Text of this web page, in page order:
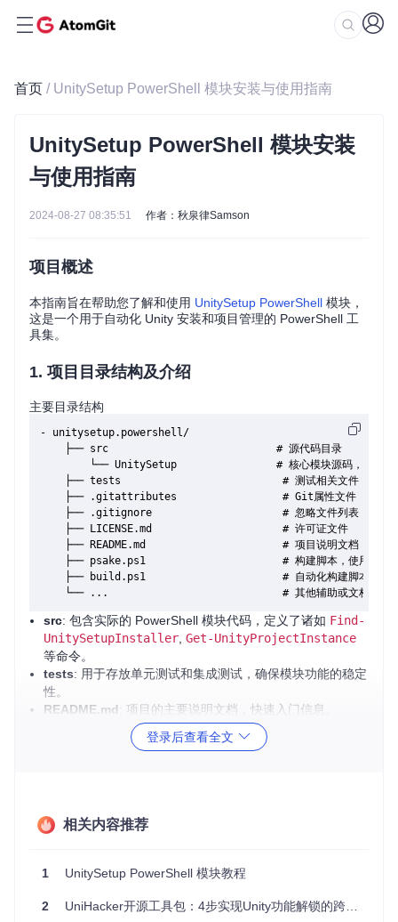
首页 / UnitySetup PowerShell 模块安装与使用指南
UnitySetup PowerShell 模块安装
与使用指南
2024-08-27 08:35:51 作者：秋泉律Samson
项目概述
本指南旨在帮助您了解和使用 UnitySetup PowerShell 模块，
这是一个用于自动化 Unity 安装和项目管理的 PowerShell 工
具集。
1. 项目目录结构及介绍
主要目录结构
- unitysetup.powershell/
    ├── src                           # 源代码目录
└── UnitySetup                # 核心模块源码，包含
    ├── tests                          # 测试相关文件
    ├── .gitattributes                 # Git属性文件
    ├── .gitignore                     # 忽略文件列表
    ├── LICENSE.md                     # 许可证文件
    ├── README.md                      # 项目说明文档
├── psake.ps1                      # 构建脚本，使用
    ├── build.ps1                      # 自动化构建脚本
src: 包含实际的 PowerShell 模块代码，定义了诸如 Find-
UnitySetupInstaller Get-UnityProjectInstance
等命令。
tests: 用于存放单元测试和集成测试，确保模块功能的稳定
性。
README.md: 项目的主要说明文档，快速入门信息。
: 描述软件使用的MIT开源许可证。
模块设计，其“启动”是通过在PowerShell环境中导入模块完成
的。主要通过以下命令来“启动”或启用该模块的功能：
Install-Module UnitySetup -Scope
这一步实际上不是启动应用，而是将模块安装到你的PowerSh
登录后查看全文
相关内容推荐
1 UnitySetup PowerShell 模块教程
2 UniHacker开源工具包：4步实现Unity功能解锁的跨平台解决方案